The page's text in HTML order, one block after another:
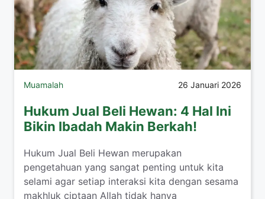
Muamalah 26 Januari 2026
Hukum Jual Beli Hewan: 4 Hal Ini
Bikin Ibadah Makin Berkah!
​Hukum Jual Beli Hewan merupakan
pengetahuan yang sangat penting untuk kita
selami agar setiap interaksi kita dengan sesama
makhluk ciptaan Allah tidak hanya